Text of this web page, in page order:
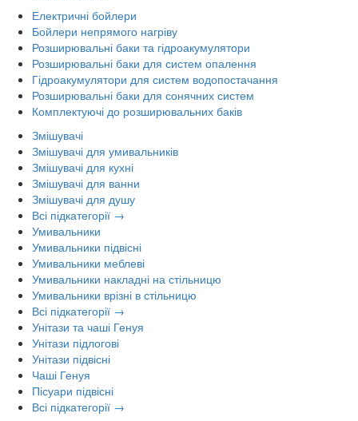
Електричні бойлери
Бойлери непрямого нагріву
Розширювальні баки та гідроакумулятори
Розширювальні баки для систем опалення
Гідроакумулятори для систем водопостачання
Розширювальні баки для сонячних систем
Комплектуючі до розширювальних баків
Змішувачі
Змішувачі для умивальників
Змішувачі для кухні
Змішувачі для ванни
Змішувачі для душу
Всі підкатегорії →
Умивальники
Умивальники підвісні
Умивальники меблеві
Умивальники накладні на стільницю
Умивальники врізні в стільницю
Всі підкатегорії →
Унітази та чаші Генуя
Унітази підлогові
Унітази підвісні
Чаші Генуя
Пісуари підвісні
Всі підкатегорії →